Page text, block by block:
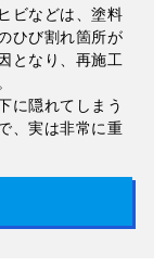
ビなどは、塗料
ひび割れ箇所が
となり、再施工
に隠れてしまう
、実は非常に重